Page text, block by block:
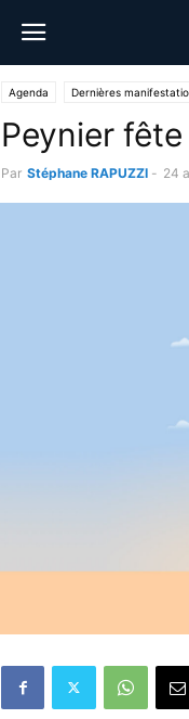
Agenda Dernières
Peynier
Par Stéphane RAPUZZI - 24